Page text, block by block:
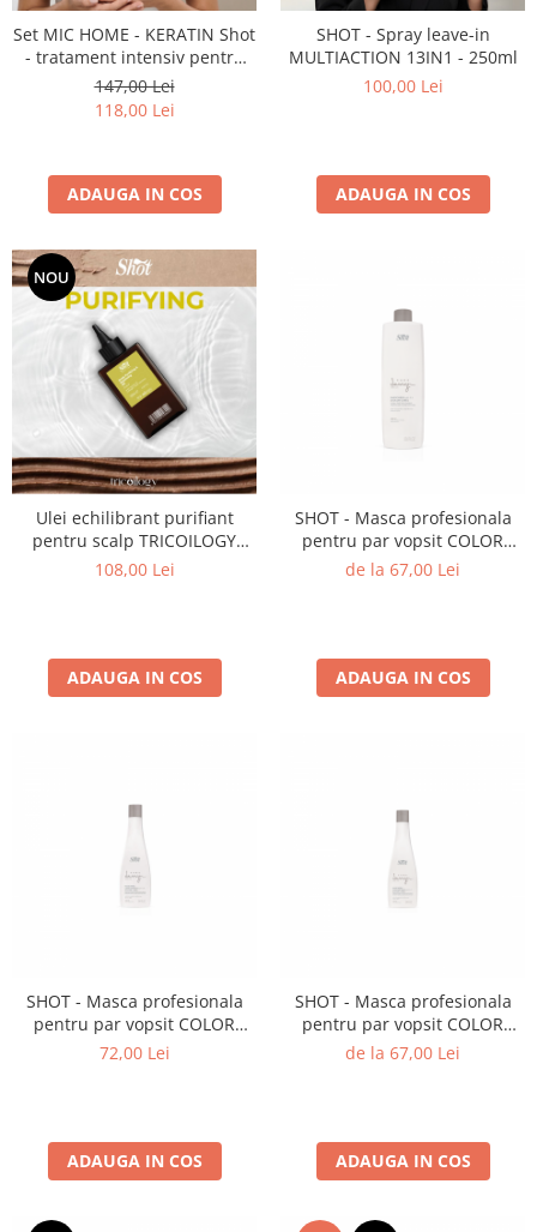
Set MIC HOME - KERATIN Shot
- tratament intensiv pentru
părul distrus (șampon 250 ml
+ mască 250 ml)
147,00 Lei
118,00 Lei
ADAUGA IN COS
SHOT - Spray leave-in
MULTIACTION 13IN1 - 250ml
100,00 Lei
ADAUGA IN COS
NOU
Ulei echilibrant purifiant
pentru scalp TRICOILOGY
SCALP PURIFYING – Shot – 100
108,00 Lei
ADAUGA IN COS
SHOT - Masca profesionala
pentru par vopsit COLOR
CARE - 1000 ml (1l)
de la 67,00 Lei
ADAUGA IN COS
SHOT - Masca profesionala
pentru par vopsit COLOR
CARE - EXTRA CONCENTRATA
72,00 Lei
ADAUGA IN COS
SHOT - Masca profesionala
pentru par vopsit COLOR
CARE - 250 ml
de la 67,00 Lei
ADAUGA IN COS